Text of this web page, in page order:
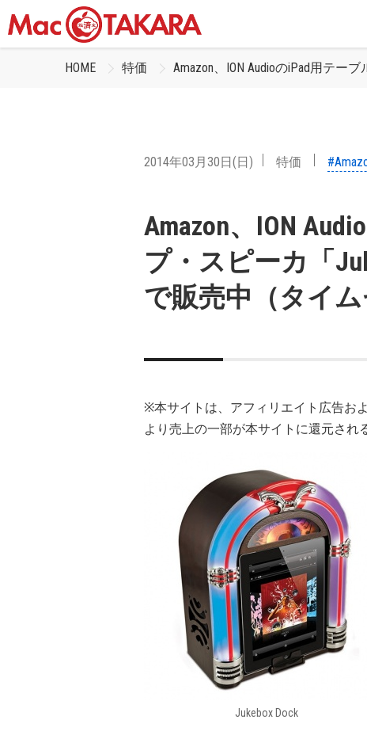
HOME 特価 Amazon、ION AudioのiPad用テー
2014年03月30日(日) 特価
Amazon、ION
プ・スピーカ「
で販売中（タイム
※本サイトは、アフィリエイト広告お
より売上の一部が本サイトに還元され
Jukebox Dock